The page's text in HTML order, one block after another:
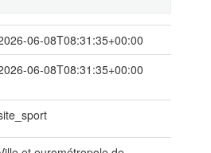
06-08T08:31:35+00:00
06-08T08:31:35+00:00